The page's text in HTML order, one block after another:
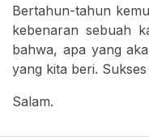
Bertahun-tahun
kebenaran sebuah
bahwa, apa yang
yang kita beri.
Salam.